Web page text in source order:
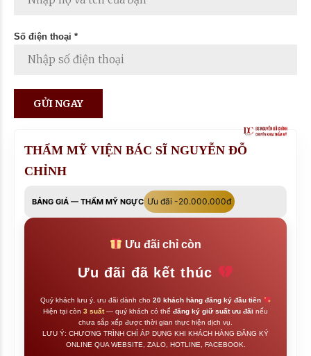
Số điện thoại *
THẨM MỸ VIỆN BÁC SĨ NGUYỄN ĐỖ
CHỈNH
BẢNG GIÁ — THẨM MỸ NGỰC Ưu đãi -20.000.000đ
Ưu đãi chỉ còn
Ưu đãi đã kết thúc
Quý khách lưu ý, ưu đãi dành cho 20 khách hàng đăng ký đầu tiên
Hiện tại còn 3 suất— quý khách có thể đăng ký giữ suất ưu đãi nếu
chưa sắp xếp được thời gian thực hiện dịch vụ.
LƯU Ý: CHƯƠNG TRÌNH CHỈ ÁP DỤNG KHI KHÁCH HÀNG ĐĂNG KÝ
ONLINE QUA WEBSITE, ZALO, HOTLINE, FACEBOOK.